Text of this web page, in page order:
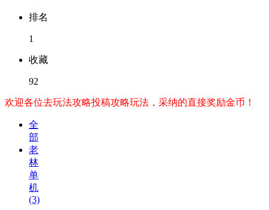
排名
1
收藏
92
欢迎各位去玩法攻略投稿攻略玩法，采纳的直接奖励金币！
全
部
老
林
单
机
(3)